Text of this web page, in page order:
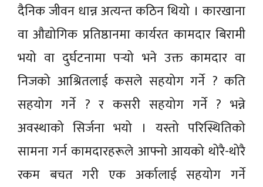
दैनिक जीवन धान्न अत्यन्त कठिन थियो । कारखाना
वा औद्योगिक प्रतिष्ठानमा कार्यरत कामदार बिरामी
भयो वा दुर्घटनामा पर्‍यो भने उक्त कामदार वा
निजको आश्रितलाई कसले सहयोग गर्ने ? कति
सहयोग गर्ने ? र कसरी सहयोग गर्ने ? भन्ने
अवस्थाको सिर्जना भयो । यस्तो परिस्थितिको
सामना गर्न कामदारहरूले आफ्नो आयको थोरै-थोरै
रकम बचत गरी एक अर्कालाई सहयोग गर्ने